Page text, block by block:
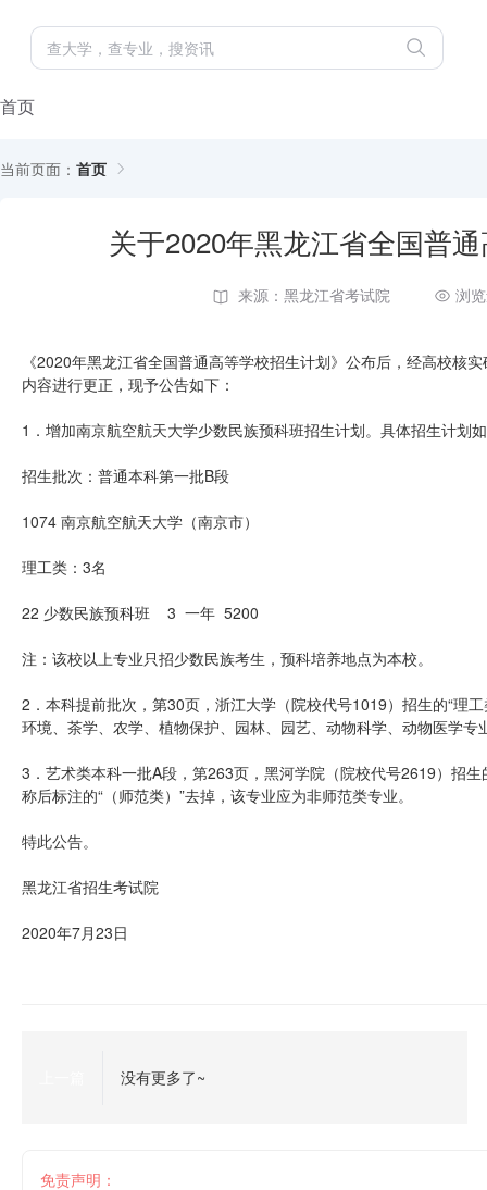
首页
当前页面： 首页
关于2020年黑龙江省全国普
来源：黑龙江省考试院 浏
《2020年黑龙江省全国普通高等学校招生计划》公布后，经高校核
内容进行更正，现予公告如下：
1．增加南京航空航天大学少数民族预科班招生计划。具体招生计划
招生批次：普通本科第一批B段
1074 南京航空航天大学（南京市）
理工类：3名
22 少数民族预科班 3 一年 5200
注：该校以上专业只招少数民族考生，预科培养地点为本校。
2．本科提前批次，第30页，浙江大学（院校代号1019）招生的“理
环境、茶学、农学、植物保护、园林、园艺、动物科学、动物医学专
3．艺术类本科一批A段，第263页，黑河学院（院校代号2619）招
称后标注的“（师范类）”去掉，该专业应为非师范类专业。
特此公告。
黑龙江省招生考试院
2020年7月23日
没有更多了~
免责声明：